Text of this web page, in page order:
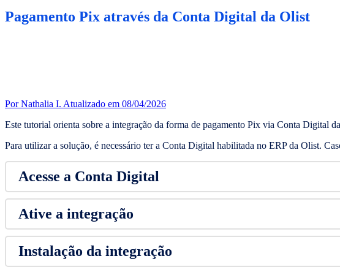
Pagamento Pix através da Conta Digital da Olist
Por Nathalia I. Atualizado em 08/04/2026
Este tutorial orienta sobre a integração da forma de pagamento Pix via Conta Digital
Para utilizar a solução, é necessário ter a Conta Digital habilitada no ERP da Olist.
Acesse a Conta Digital
Ative a integração
Instalação da integração